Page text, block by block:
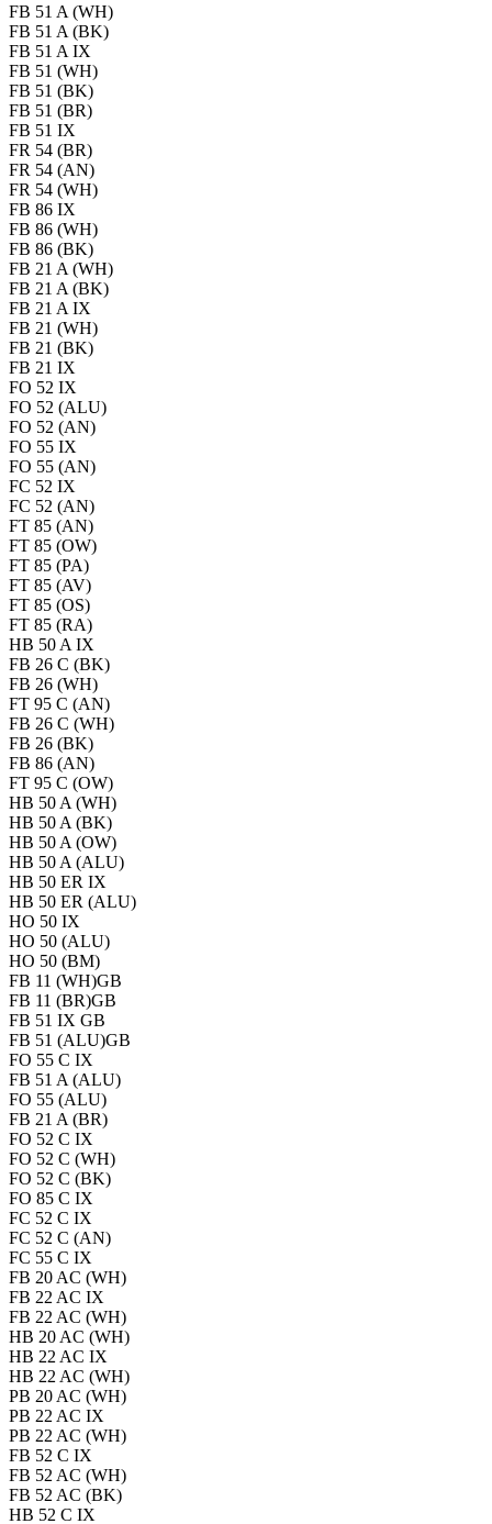
FB 51 A (WH)
FB 51 A (BK)
FB 51 A IX
FB 51 (WH)
FB 51 (BK)
FB 51 (BR)
FB 51 IX
FR 54 (BR)
FR 54 (AN)
FR 54 (WH)
FB 86 IX
FB 86 (WH)
FB 86 (BK)
FB 21 A (WH)
FB 21 A (BK)
FB 21 A IX
FB 21 (WH)
FB 21 (BK)
FB 21 IX
FO 52 IX
FO 52 (ALU)
FO 52 (AN)
FO 55 IX
FO 55 (AN)
FC 52 IX
FC 52 (AN)
FT 85 (AN)
FT 85 (OW)
FT 85 (PA)
FT 85 (AV)
FT 85 (OS)
FT 85 (RA)
HB 50 A IX
FB 26 C (BK)
FB 26 (WH)
FT 95 C (AN)
FB 26 C (WH)
FB 26 (BK)
FB 86 (AN)
FT 95 C (OW)
HB 50 A (WH)
HB 50 A (BK)
HB 50 A (OW)
HB 50 A (ALU)
HB 50 ER IX
HB 50 ER (ALU)
HO 50 IX
HO 50 (ALU)
HO 50 (BM)
FB 11 (WH)GB
FB 11 (BR)GB
FB 51 IX GB
FB 51 (ALU)GB
FO 55 C IX
FB 51 A (ALU)
FO 55 (ALU)
FB 21 A (BR)
FO 52 C IX
FO 52 C (WH)
FO 52 C (BK)
FO 85 C IX
FC 52 C IX
FC 52 C (AN)
FC 55 C IX
FB 20 AC (WH)
FB 22 AC IX
FB 22 AC (WH)
HB 20 AC (WH)
HB 22 AC IX
HB 22 AC (WH)
PB 20 AC (WH)
PB 22 AC IX
PB 22 AC (WH)
FB 52 C IX
FB 52 AC (WH)
FB 52 AC (BK)
HB 52 C IX